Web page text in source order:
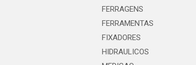
FERRAGENS
FERRAMENTAS
FIXADORES
HIDRAULICOS